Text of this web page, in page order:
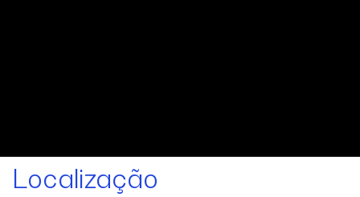
Localização